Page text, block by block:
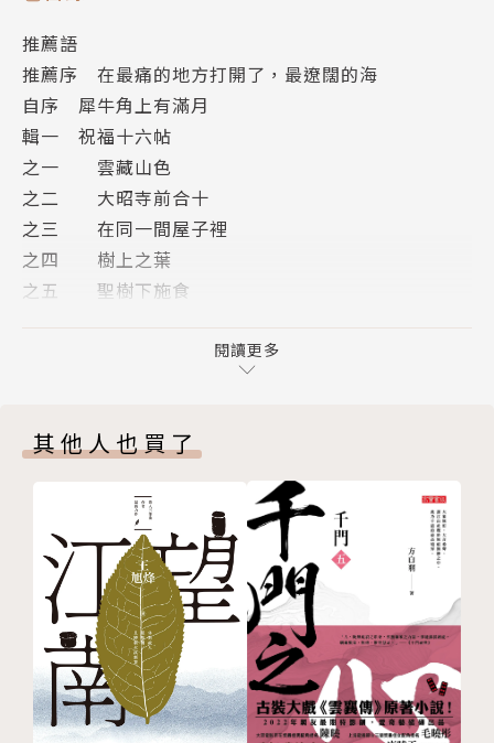
無盡大海中的一個泡沫而已⋯⋯
本書分四輯，輯一「祝福十六帖」收入十六封寫給母
親、兒子、友人的信，也是寫給一切眾生的祝福；輯二
「抄經日常」書寫近年對於學習佛法、抄經的深刻體
悟；輯三「文字因緣」與輯四「墨色如海」寫下與書寫
者、藝術家的動人情誼，從中看見文學藝術的豐富與美
好。
一九六六年生，台灣桃園人，國立台北工專（現改制為
國立台北科技大學）化工科畢業。曾獲多種文學獎項及
雜誌編輯金鼎獎，曾任《自由時報》副刊主編、《聯合
文學》雜誌及出版社總編輯。現為有鹿文化事業有限公
司社長，著有童書《星星的作業簿》；散文《眼耳鼻
舌》、《我一個人記住就好》；詩集《陽光蜂房》、
《家族》、《肉身》、《我佛莫要，為我流淚》、《當
一隻鯨魚渴望海洋》、《有鹿哀愁》、《亮的天》，二
○○六年十二月出版《遺失的哈達：許悔之有聲詩
集》；英譯詩集Book of Reincarnation、三人合集
推薦語
推薦序 在最痛的地方打開了，最遼闊的海
自序 犀牛角上有滿月
輯一 祝福十六帖
之一 雲藏山色
之二 大昭寺前合十
之三 在同一間屋子裡
之四 樹上之葉
之五 聖樹下施食
之十 在佛陀紀念館之中
之十二 怎樣讀普門品
之十三 觀世音菩薩在哪裡？
之十四 心像大海
之十五 無生法忍
之十六 還有很多沒說的
輯二 抄經日常
原是一名抄經人
佛經、星雲大師與我
閱讀更多
其他人也買了